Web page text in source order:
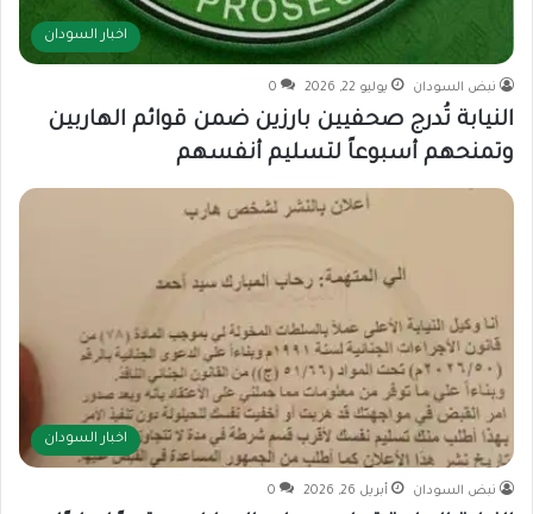
اخبار السودان
نبض السودان يوليو 22, 2026 0
النيابة تُدرج صحفيين بارزين ضمن قوائم الهاربين
وتمنحهم أسبوعاً لتسليم أنفسهم
اخبار السودان
نبض السودان أبريل 26, 2026 0